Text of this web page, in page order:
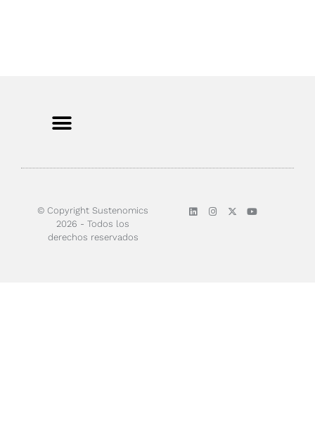
© Copyright Sustenomics
2026 - Todos los
derechos reservados